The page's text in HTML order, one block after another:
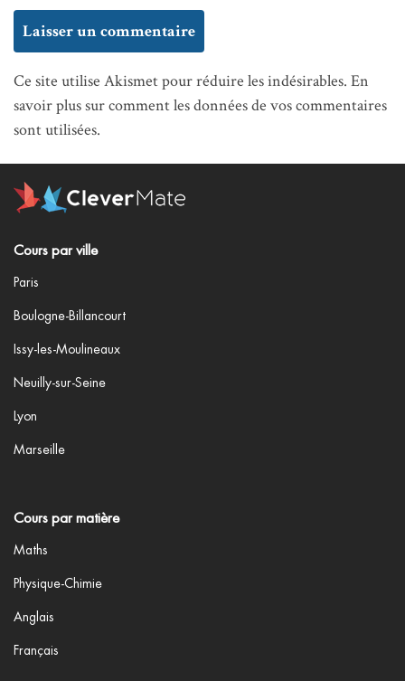
Ce site utilise Akismet pour réduire les indésirables. En
savoir plus sur comment les données de vos commentaires
sont utilisées.
Cours par ville
Paris
Boulogne-Billancourt
Issy-les-Moulineaux
Neuilly-sur-Seine
Lyon
Marseille
Cours par matière
Maths
Physique-Chimie
Anglais
Français